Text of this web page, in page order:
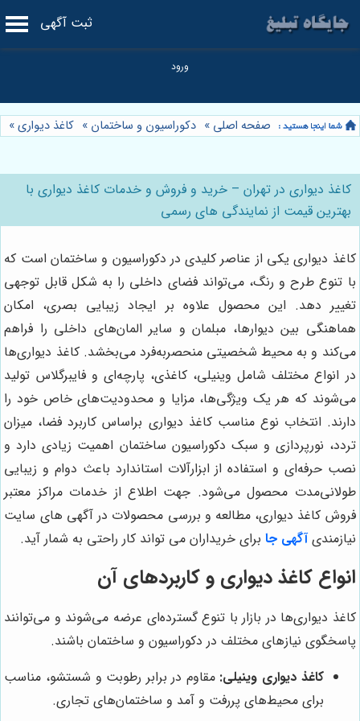
ثبت آگهی
صفحه اصلی » دکوراسیون و ساختمان » کاغذ دیواری»
کاغذ دیواری در تهران – خرید و فروش و خدمات کاغذ دیواری با
بهترین قیمت از نمایندگی های رسمی
کاغذ دیواری یکی از عناصر کلیدی در دکوراسیون و ساختمان است که
با تنوع طرح و رنگ، می‌تواند فضای داخلی را به شکل قابل توجهی
تغییر دهد. این محصول علاوه بر ایجاد زیبایی بصری، امکان
هماهنگی بین دیوارها، مبلمان و سایر المان‌های داخلی را فراهم
می‌کند و به محیط شخصیتی منحصربه‌فرد می‌بخشد. کاغذ دیواری‌ها
در انواع مختلف شامل وینیلی، کاغذی، پارچه‌ای و فایبرگلاس تولید
می‌شوند که هر یک ویژگی‌ها، مزایا و محدودیت‌های خاص خود را
دارند. انتخاب نوع مناسب کاغذ دیواری براساس کاربرد فضا، میزان
تردد، نورپردازی و سبک دکوراسیون ساختمان اهمیت زیادی دارد و
نصب حرفه‌ای و استفاده از ابزارآلات استاندارد باعث دوام و زیبایی
طولانی‌مدت محصول می‌شود. جهت اطلاع از خدمات مراکز معتبر
فروش کاغذ دیواری، مطالعه و بررسی محصولات در آگهی های سایت
نیازمندیآگهی جا برای خریداران می تواند کار راحتی به شمار آید.
انواع کاغذ دیواری و کاربردهای آن
کاغذ دیواری‌ها در بازار با تنوع گسترده‌ای عرضه می‌شوند و می‌توانند
پاسخگوی نیازهای مختلف در دکوراسیون و ساختمان باشند.
کاغذ دیواری وینیلی: مقاوم در برابر رطوبت و شستشو، مناسب
برای محیط‌های پررفت و آمد و ساختمان‌های تجاری.